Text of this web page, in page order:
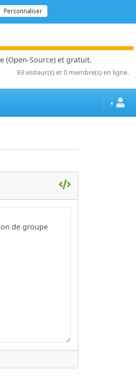
(Open-Source) et gratuit.
93 visiteur(s) et 0 membre(s) en ligne.
Personnaliser